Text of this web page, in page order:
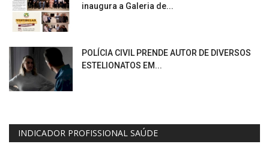
inaugura a Galeria de...
POLÍCIA CIVIL PRENDE AUTOR DE DIVERSOS
ESTELIONATOS EM...
INDICADOR PROFISSIONAL SAÚDE